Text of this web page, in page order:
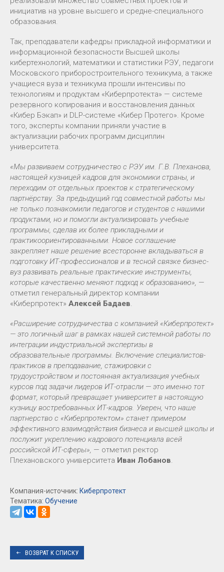
инициатив на уровне высшего и средне-специального
образования.
Так, преподаватели кафедры прикладной информатики и
информационной безопасности Высшей школы
кибертехнологий, математики и статистики РЭУ, педагоги
Московского приборостроительного техникума, а также
учащиеся вуза и техникума прошли интенсивы по
технологиям и продуктам «Киберпротекта» — системе
резервного копирования и восстановления данных
«Кибер Бэкап» и DLP-системе «Кибер Протего». Кроме
того, эксперты компании приняли участие в
актуализации рабочих программ дисциплин
университета.
«Мы развиваем сотрудничество с РЭУ им. Г.В. Плеханова,
настоящей кузницей кадров для экономики страны, и
переходим от отдельных проектов к стратегическому
партнёрству. За предыдущий год совместной работы мы
не только познакомили педагогов и студентов с нашими
продуктами, но и помогли актуализировать учебные
программы, сделав их более прикладными и
практикоориентированными. Новое соглашение
закрепляет наше решение всесторонне вкладываться в
подготовку ИТ-профессионалов и в тесной связке бизнес-
вуз развивать реальные практические инструменты,
которые качественно меняют подход к образованию», —
отметил генеральный директор компании
«Киберпротект» Алексей Бадаев.
«Расширение сотрудничества с компанией «Киберпротект»
— это логичный шаг в рамках нашей системной работы по
интеграции индустриальной экспертизы в
образовательные программы. Включение специалистов-
практиков в преподавание, стажировки с
трудоустройством и постоянная актуализация учебных
курсов под задачи лидеров ИТ-отрасли — это именно тот
формат, который превращает университет в настоящую
кузницу востребованных ИТ-кадров. Уверен, что наше
партнерство с «Киберпротектом» станет примером
эффективного взаимодействия бизнеса и высшей школы и
послужит укреплению кадрового потенциала всей
российской ИТ-сферы», — отметил ректор
Плехановского университета Иван Лобанов.
Компания-источник: Киберпротект
Тематика: Обучение
ВОЗВРАТ К СПИСКУ